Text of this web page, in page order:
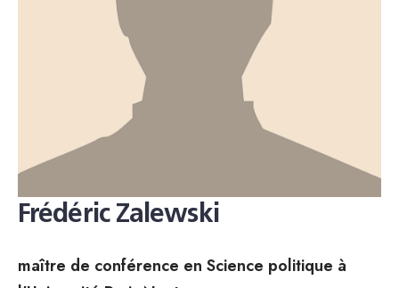
Frédéric Zalewski
maître de conférence en Science politique à